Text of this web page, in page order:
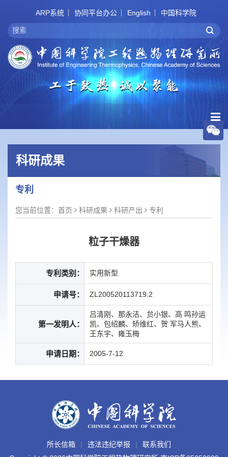
ARP系统 协同平台办公 English 中国科学院
科研成果
专利
您当前位置： 首页 科研成果 科研产出 专利
粒子干燥器
专利类别： 实用新型
申请号： ZL200520113719.2
第一发明人：
吕清刚、那永洁、贠小银、高 鸣孙运
凯、包绍麟、矫维红、贺 军马人熊、
王东宇、雍玉梅
申请日期： 2005-7-12
所长信箱 违法违纪举报
联系我们